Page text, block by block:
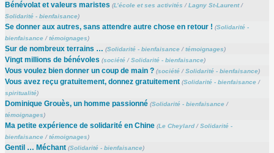
Bénévolat et valeurs maristes (L’école et ses activités /Lagny St-Laurent/
Solidarité - bienfaisance)
Se donner aux autres, sans attendre autre chose en retour ! (Solidarité -
bienfaisance/témoignages)
Sur de nombreux terrains … (Solidarité - bienfaisance/témoignages)
Vingt millions de bénévoles (société/Solidarité - bienfaisance)
Vous voulez bien donner un coup de main ? (société/Solidarité - bienfaisance)
Vous avez reçu gratuitement, donnez gratuitement (Solidarité - bienfaisance/
spiritualité)
Dominique Grouès, un homme passionné (Solidarité - bienfaisance/
témoignages)
Ma petite expérience de solidarité en Chine (Le Cheylard/Solidarité -
bienfaisance/témoignages)
Gentil … Méchant (Solidarité - bienfaisance)